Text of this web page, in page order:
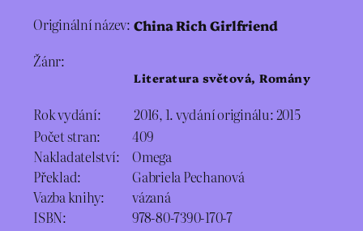
Originální název: China Rich Girlfriend
Žánr:
Literatura světová, Romány
Rok vydání:
2016, 1. vydání originálu: 2015
Počet stran:
409
Nakladatelství:
Omega
Překlad:
Gabriela Pechanová
Vazba knihy:
vázaná
ISBN:
978-80-7390-170-7